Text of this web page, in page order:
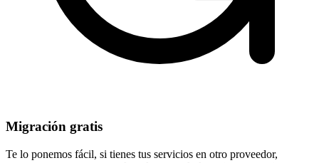
Migración gratis
Te lo ponemos fácil, si tienes tus servicios en otro proveedor,